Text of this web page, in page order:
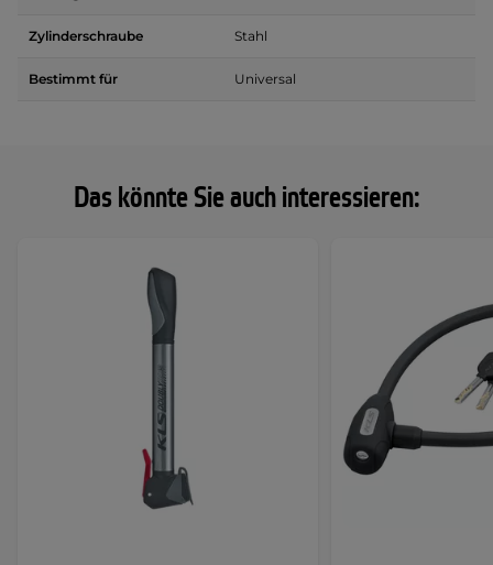
Das könnte Sie auch interessieren:
Zylinderschraube Stahl
Bestimmt für Universal